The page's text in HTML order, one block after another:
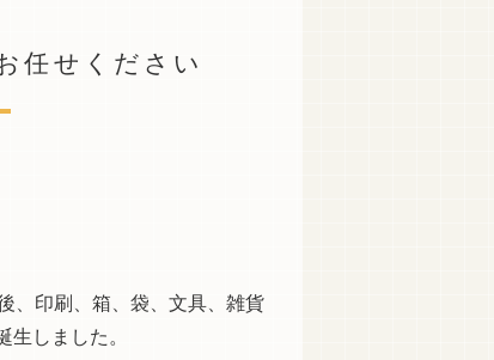
任せください
、印刷、箱、袋、文具、雑貨
しました。